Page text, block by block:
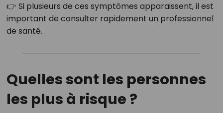
👉 Si plusieurs de ces symptômes apparaissent, il est
important de consulter rapidement un professionnel
de santé.
Quelles sont les personnes
les plus à risque ?